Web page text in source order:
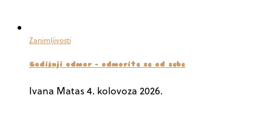
Zanimljivosti
Godišnji odmor – odmorite se od sebe
Ivana Matas4. kolovoza 2026.